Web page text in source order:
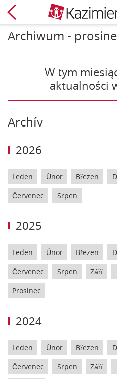
Zpět
Archiwum -
W tym
aktualności
Archív
2026
Leden Únor Březen
Červenec Srpen
2025
Leden Únor Březen
Červenec Srpen Září
Prosinec
2024
Leden Únor Březen
Červenec Srpen Září